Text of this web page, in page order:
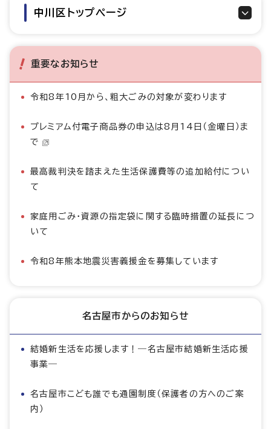
中川区トップページ
重要なお知らせ
令和8年10月から、粗大ごみの対象が変わります
プレミアム付電子商品券の申込は8月14日（金曜日）ま
で
最高裁判決を踏まえた生活保護費等の追加給付につい
て
家庭用ごみ・資源の指定袋に関する臨時措置の延長につ
いて
令和8年熊本地震災害義援金を募集しています
名古屋市からのお知らせ
結婚新生活を応援します！―名古屋市結婚新生活応援
事業―
名古屋市こども誰でも通園制度（保護者の方へのご案
内）